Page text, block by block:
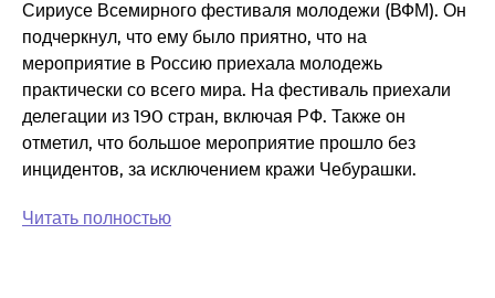
Сириусе Всемирного фестиваля молодежи (ВФМ). Он
подчеркнул, что ему было приятно, что на
мероприятие в Россию приехала молодежь
практически со всего мира. На фестиваль приехали
делегации из 190 стран, включая РФ. Также он
отметил, что большое мероприятие прошло без
инцидентов, за исключением кражи Чебурашки.
Читать полностью